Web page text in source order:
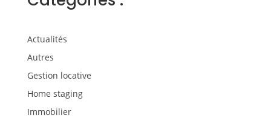
Actualités
Autres
Gestion locative
Home staging
Immobilier